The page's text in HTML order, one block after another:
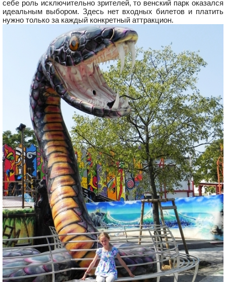
себе роль исключительно зрителей, то венский парк оказался
идеальным выбором. Здесь нет входных билетов и платить
нужно только за каждый конкретный аттракцион.